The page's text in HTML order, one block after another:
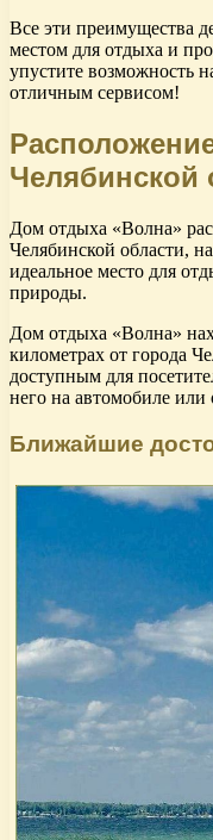
Все эти преимущества
местом для отдыха и
упустите возможность
отличным сервисом!
Челябинской
Дом отдыха «Волна»
Челябинской области,
идеальное место для
природы.
Дом отдыха «Волна»
километрах от города
доступным для
него на автомобиле или
Ближайшие